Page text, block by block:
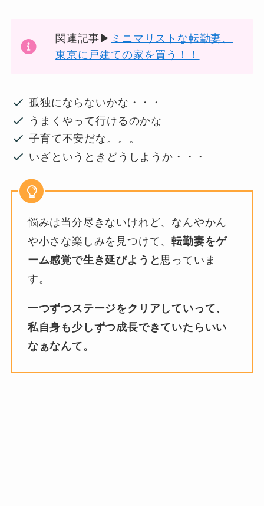
関連記事▶ ミニマリストな転勤妻、
東京に戸建ての家を買う！！
孤独にならないかな・・・
うまくやって行けるのかな
子育て不安だな。。。
いざというときどうしようか・・・
悩みは当分尽きないけれど、なんやかん
や小さな楽しみを見つけて、転勤妻をゲ
ーム感覚で生き延びようと思っていま
す。
一つずつステージをクリアしていって、
私自身も少しずつ成長できていたらいい
なぁなんて。